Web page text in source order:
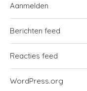
Aanmelden
Berichten feed
Reacties feed
WordPress.org